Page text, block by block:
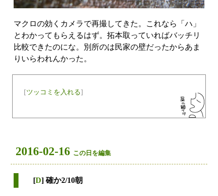
マクロの効くカメラで再撮してきた。これなら「ハ」
とわかってもらえるはず。拓本取っていればバッチリ
比較できたのにな。別所のは民家の壁だったからあま
りいらわれんかった。
[ツッコミを入れる]
2016-02-16 この日を編集
[D] 確か2/10朝